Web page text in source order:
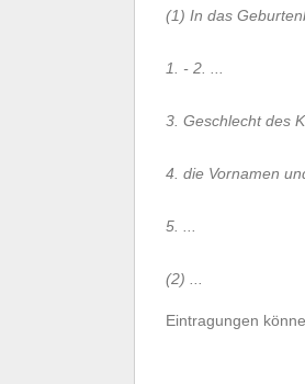
(1) In das
1. - 2. ...
3. Geschlecht des
4. die Vornamen
5. ...
(2) ...
Eintragungen